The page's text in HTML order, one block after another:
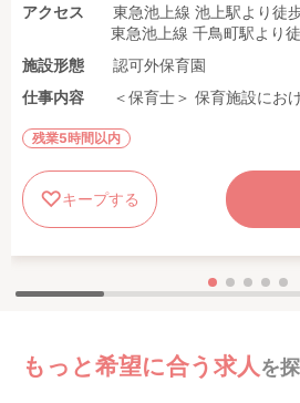
アクセス
東急池上線 池上駅より徒
東急池上線 千鳥町駅より
施設形態
認可外保育園
仕事内容
＜保育士＞ 保育施設にお
残業5時間以内
キープする
もっと希望に合う求人 を